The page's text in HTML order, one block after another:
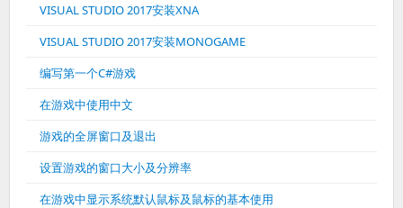
VISUAL STUDIO 2017安装XNA
VISUAL STUDIO 2017安装MONOGAME
编写第一个C#游戏
在游戏中使用中文
游戏的全屏窗口及退出
设置游戏的窗口大小及分辨率
在游戏中显示系统默认鼠标及鼠标的基本使用